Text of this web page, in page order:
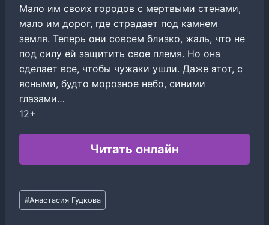
Мало им своих городов с мертвыми стенами,
мало им дорог, где страдает под камнем
земля. Теперь они совсем близко, жаль, что не
под силу ей защитить свое племя. Но она
сделает все, чтобы чужаки ушли. Даже этот, с
ясными, будто морозное небо, синими
глазами…
12+
Читать онлайн
Метки
записи:
#Анастасия Гудкова